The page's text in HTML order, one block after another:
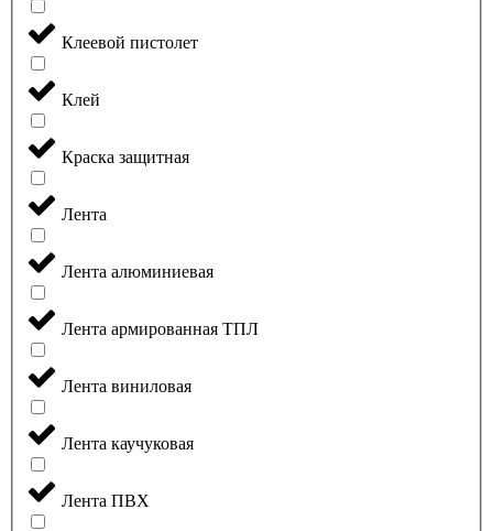
Клеевой пистолет
Клей
Краска защитная
Лента
Лента алюминиевая
Лента армированная ТПЛ
Лента виниловая
Лента каучуковая
Лента ПВХ